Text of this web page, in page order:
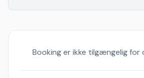
Booking er ikke tilgængelig for